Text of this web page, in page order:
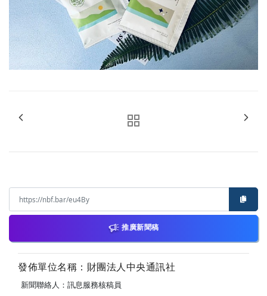
推廣新聞稿
發佈單位名稱：財團法人中央通訊社
新聞聯絡人：訊息服務核稿員